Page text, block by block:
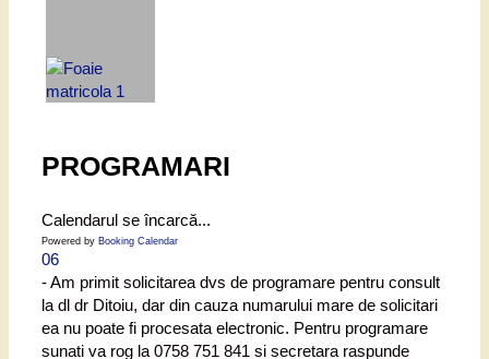
PROGRAMARI
Calendarul se încarcă...
Powered by Booking Calendar
06
- Am primit solicitarea dvs de programare pentru consult
la dl dr Ditoiu, dar din cauza numarului mare de solicitari
ea nu poate fi procesata electronic. Pentru programare
sunati va rog la 0758 751 841 si secretara raspunde